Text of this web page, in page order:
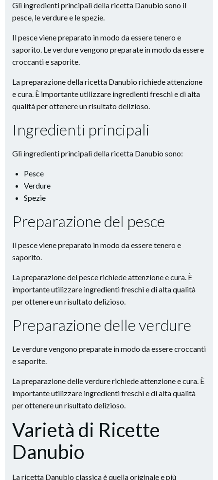
Gli ingredienti principali della ricetta Danubio sono il
pesce, le verdure e le spezie.
Il pesce viene preparato in modo da essere tenero e
saporito. Le verdure vengono preparate in modo da essere
croccanti e saporite.
La preparazione della ricetta Danubio richiede attenzione
e cura. È importante utilizzare ingredienti freschi e di alta
qualità per ottenere un risultato delizioso.
Ingredienti principali
Gli ingredienti principali della ricetta Danubio sono:
Pesce
Verdure
Spezie
Preparazione del pesce
Il pesce viene preparato in modo da essere tenero e
saporito.
La preparazione del pesce richiede attenzione e cura. È
importante utilizzare ingredienti freschi e di alta qualità
per ottenere un risultato delizioso.
Preparazione delle verdure
Le verdure vengono preparate in modo da essere croccanti
e saporite.
La preparazione delle verdure richiede attenzione e cura. È
importante utilizzare ingredienti freschi e di alta qualità
per ottenere un risultato delizioso.
Varietà di Ricette
Danubio
La ricetta Danubio classica è quella originale e più